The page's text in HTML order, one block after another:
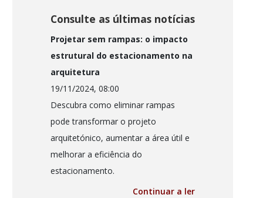
Consulte as últimas notícias
Projetar sem rampas: o impacto
estrutural do estacionamento na
arquitetura
19/11/2024, 08:00
Descubra como eliminar rampas
pode transformar o projeto
arquitetónico, aumentar a área útil e
melhorar a eficiência do
estacionamento.
Continuar a ler